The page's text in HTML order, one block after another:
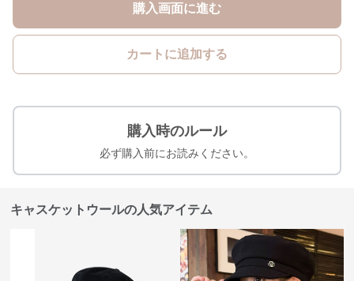
購入画面に進む
カートに追加する
購入時のルール
必ず購入前にお読みください。
キャスケットウールの人気アイテム